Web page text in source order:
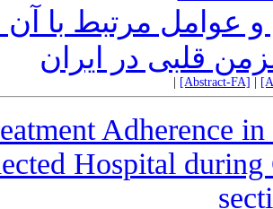
عوامل مرتبط با آن
قلبی در ایران
[Abstract-FA]
Adherence
Hospital